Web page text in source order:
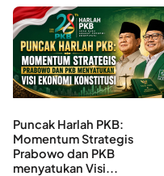
Puncak Harlah PKB:
Momentum Strategis
Prabowo dan PKB
menyatukan Visi...